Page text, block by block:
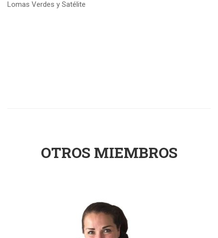
Lomas Verdes y Satélite
OTROS MIEMBROS